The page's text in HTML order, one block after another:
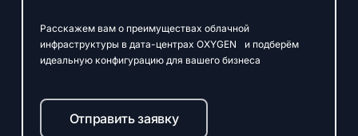
Расскажем вам о преимуществах облачной
инфраструктуры в дата-центрах OXYGEN и подберём
идеальную конфигурацию для вашего бизнеса
Отправить заявку